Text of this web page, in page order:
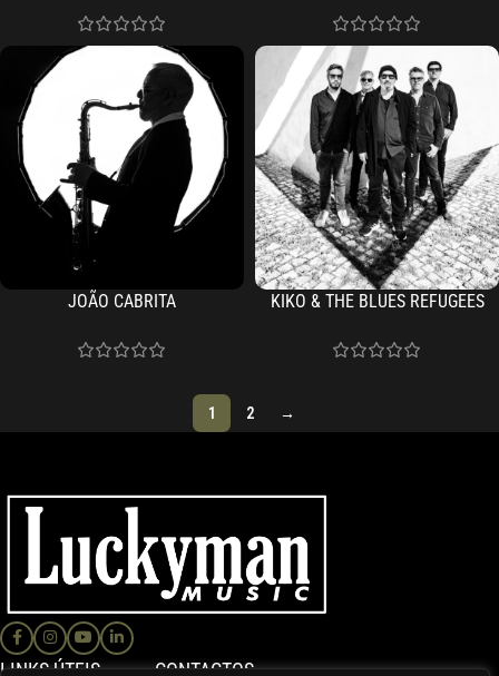
JOÃO CABRITA KIKO & THE BLUES REFUGEES
1 2 →
LINKS ÚTEIS CONTACTOS